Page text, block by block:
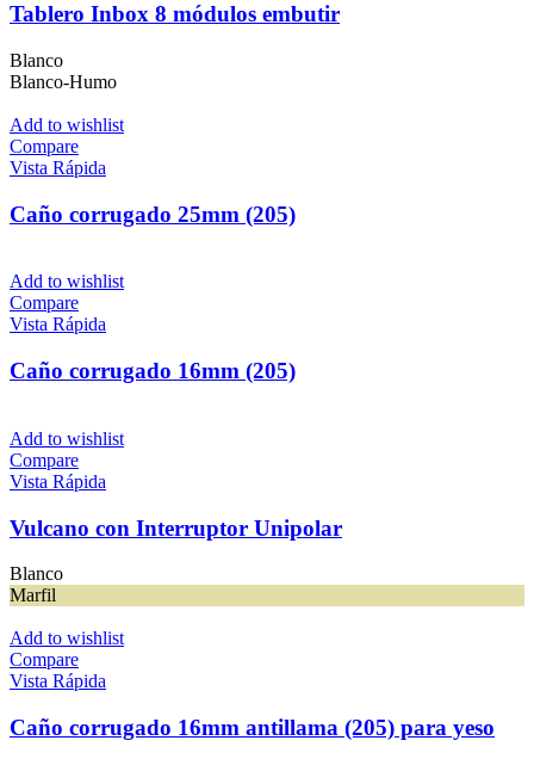
Tablero Inbox 8 módulos embutir
Blanco
Blanco-Humo
Add to wishlist
Compare
Vista Rápida
Caño corrugado 25mm (205)
Add to wishlist
Compare
Vista Rápida
Caño corrugado 16mm (205)
Add to wishlist
Compare
Vista Rápida
Vulcano con Interruptor Unipolar
Blanco
Marfil
Add to wishlist
Compare
Vista Rápida
Caño corrugado 16mm antillama (205) para yeso